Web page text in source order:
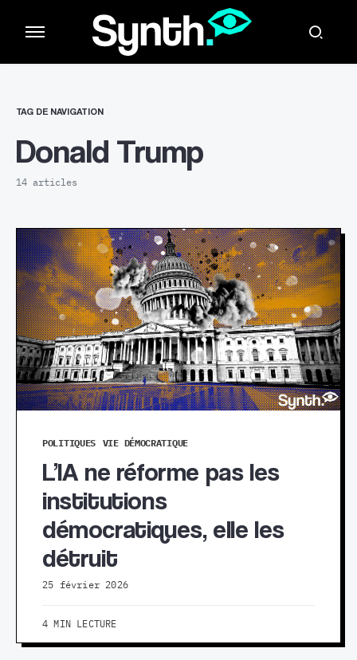
TAG DE NAVIGATION
Donald Trump
14 articles
POLITIQUES VIE DÉMOCRATIQUE
L’IA ne réforme pas les
institutions
démocratiques, elle les
détruit
25 février 2026
4 MIN LECTURE